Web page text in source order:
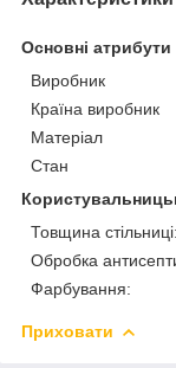
Основні атрибути
Виробник
Країна виробник
Матеріал
Стан
Товщина стільниці:
Обробка
Фарбування:
Приховати